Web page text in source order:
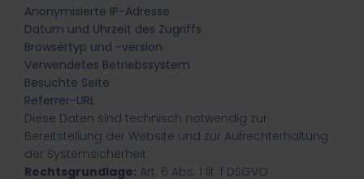
Anonymisierte IP-Adresse
Datum und Uhrzeit des Zugriffs
Browsertyp und -version
Verwendetes Betriebssystem
Besuchte Seite
Referrer-URL
Diese Daten sind technisch notwendig zur
Bereitstellung der Website und zur Aufrechterhaltung
der Systemsicherheit.
Rechtsgrundlage: Art. 6 Abs. 1 lit. f DSGVO